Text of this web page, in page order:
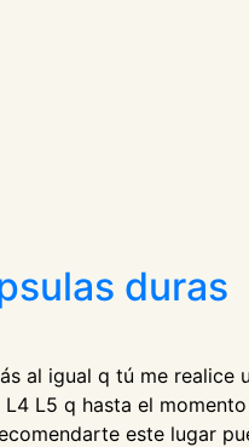
duras
al igual q tú me realice
L5 q hasta el
este lugar